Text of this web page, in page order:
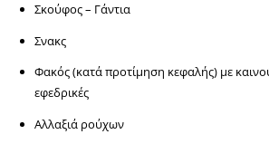
Σκούφος – Γάντια
Σνακς
Φακός (κατά προτίμηση κεφαλής) με
εφεδρικές
Αλλαξιά ρούχων